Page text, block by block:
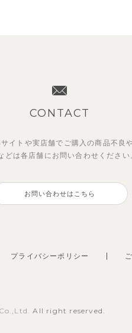
ス
CONTACT
イトや実店舗でご購入の商品不良
どは各店舗に お問い合わせください
お問い合わせはこちら
プライバシーポリシー
Co.,Ltd.All right reserved.